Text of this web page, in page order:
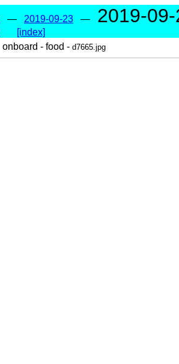
— 2019-09-23 — 2019-
[index]
onboard - food - d7665.jpg